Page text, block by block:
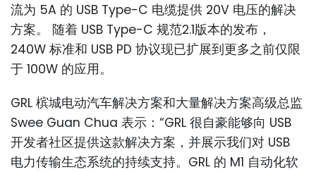
流为 5A 的 USB Type-C 电缆提供 20V 电压的解决
方案。 随着 USB Type-C 规范2.1版本的发布，
240W 标准和 USB PD 协议现已扩展到更多之前仅限
于 100W 的应用。
GRL 槟城电动汽车解决方案和大量解决方案高级总监
Swee Guan Chua 表示：“GRL 很自豪能够向 USB
开发者社区提供这款解决方案，并展示我们对 USB
电力传输生态系统的持续支持。GRL 的 M1 自动化软